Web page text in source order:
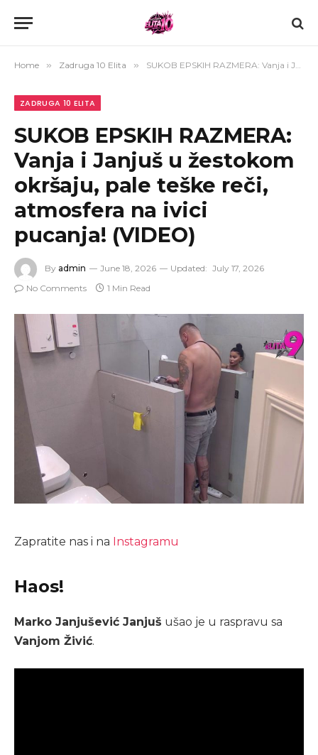
Home » Zadruga 10 Elita » SUKOB EPSKIH RAZMERA: Vanja i Janjuš u žestokom okršaju, pale teške reči, atmosfera na ivici pucanja! (VIDEO)
ZADRUGA 10 ELITA
SUKOB EPSKIH RAZMERA:
Vanja i Janjuš u žestokom
okršaju, pale teške reči,
atmosfera na ivici
pucanja! (VIDEO)
By admin June 18, 2026 Updated: July 17, 2026
No Comments
1 Min Read
Zapratite nas i na Instagramu
Haos!
Marko Janjušević Janjuš ušao je u raspravu sa
Vanjom Živić.